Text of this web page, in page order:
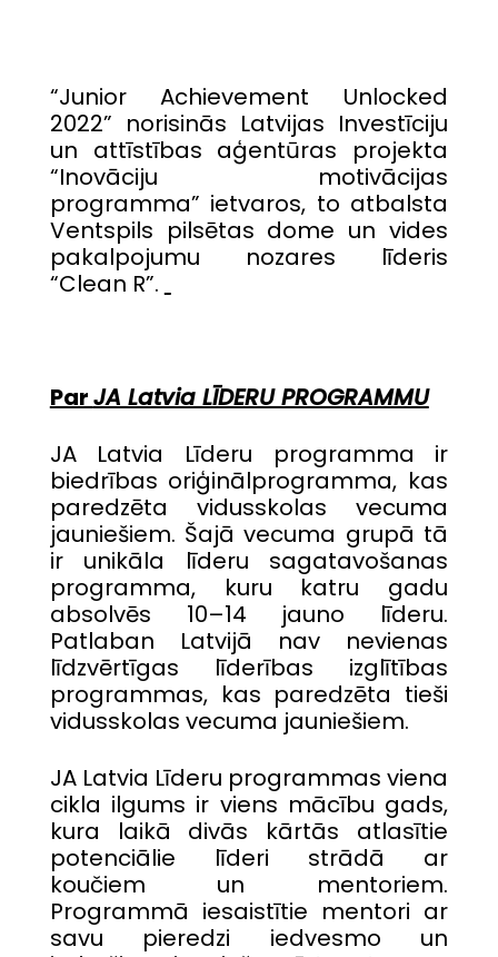
“Junior Achievement Unlocked
2022” norisinās Latvijas Investīciju
un attīstības aģentūras projekta
“Inovāciju motivācijas
programma” ietvaros, to atbalsta
Ventspils pilsētas dome un vides
pakalpojumu nozares līderis
“Clean R”.
ParJA Latvia LĪDERU PROGRAMMU
JA Latvia Līderu programma ir
biedrības oriģinālprogramma, kas
paredzēta vidusskolas vecuma
jauniešiem. Šajā vecuma grupā tā
ir unikāla līderu sagatavošanas
programma, kuru katru gadu
absolvēs 10–14 jauno līderu.
Patlaban Latvijā nav nevienas
līdzvērtīgas līderības izglītības
programmas, kas paredzēta tieši
vidusskolas vecuma jauniešiem.
JA Latvia Līderu programmas viena
cikla ilgums ir viens mācību gads,
kura laikā divās kārtās atlasītie
potenciālie līderi strādā ar
koučiem un mentoriem.
Programmā iesaistītie mentori ar
savu pieredzi iedvesmo un